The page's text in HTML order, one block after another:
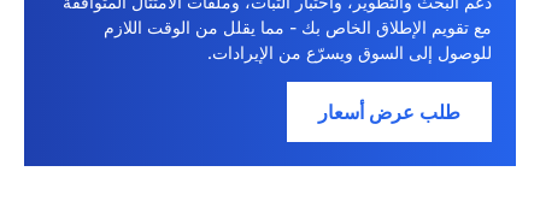
مع تقويم الإطلاق الخاص بك - مما يقلل من الوقت اللازم
للوصول إلى السوق ويسرّع من الإيرادات.
طلب عرض أسعار